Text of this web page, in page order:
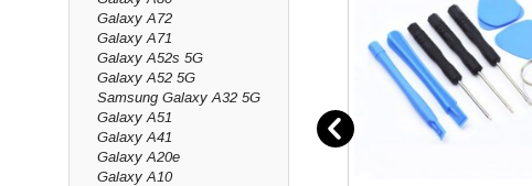
Galaxy A72
Galaxy A71
Galaxy A52s 5G
Galaxy A52 5G
Samsung Galaxy A32 5G
Galaxy A51
Galaxy A41
Galaxy A20e
Galaxy A10